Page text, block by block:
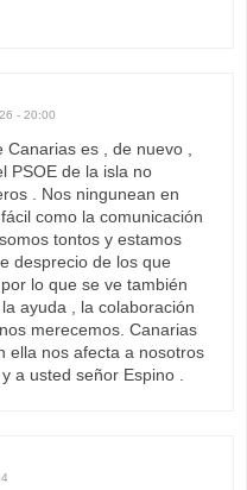
- 20:00
es , de nuevo ,
PSOE de la isla no
. Nos ningunean en
como la comunicación
tontos y estamos
desprecio de los que
lo que se ve también
ayuda , la colaboración
merecemos. Canarias
ella nos afecta a nosotros
a usted señor Espino .